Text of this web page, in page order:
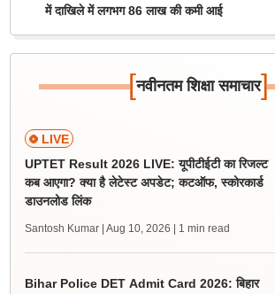
में दाखिले में लगभग 86 लाख की कमी आई
[नवीनतम शिक्षा समाचार]
LIVE
UPTET Result 2026 LIVE: यूपीटीईटी का रिजल्ट
कब आएगा? क्या है लेटेस्ट अपडेट; कटऑफ, स्कोरकार्ड
डाउनलोड लिंक
Santosh Kumar | Aug 10, 2026 | 1 min read
Bihar Police DET Admit Card 2026: बिहार